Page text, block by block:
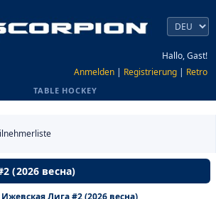
Hallo, Gast!
Anmelden | Registrierung | Retro
TABLE HOCKEY
(2026 весна)
Ижевская Лига #2 (2026 весна)